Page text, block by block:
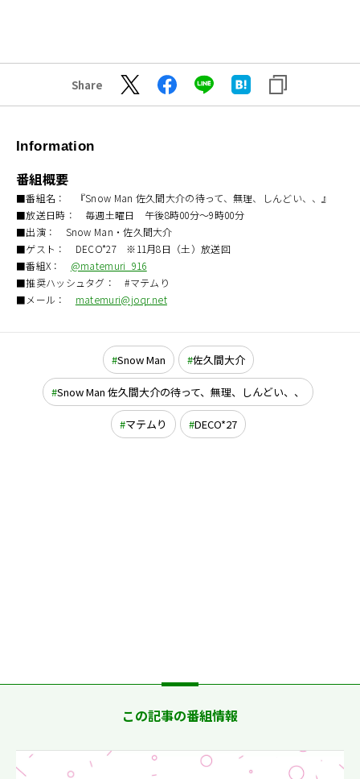
Share
Information
番組概要
■番組名： 『Snow Man 佐久間大介の待って、無理、しんどい、、』
■放送日時： 毎週土曜日 午後8時00分～9時00分
■出演： Snow Man・佐久間大介
■ゲスト： DECO*27 ※11月8日（土）放送回
■番組X： @matemuri_916
■推奨ハッシュタグ： #マテムり
■メール： matemuri@joqr.net
Snow Man 佐久間大介
Snow Man 佐久間大介の待って、無理、しんどい、、
マテムり DECO*27
この記事の番組情報